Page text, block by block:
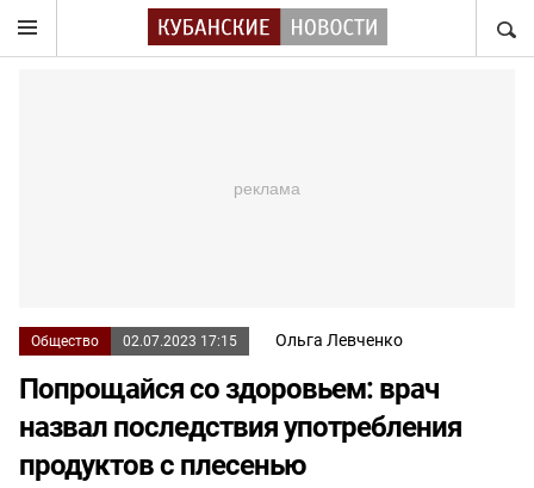
Общество 02.07.2023 17:15 Ольга Левченко
Попрощайся со здоровьем: врач
назвал последствия употребления
продуктов с плесенью